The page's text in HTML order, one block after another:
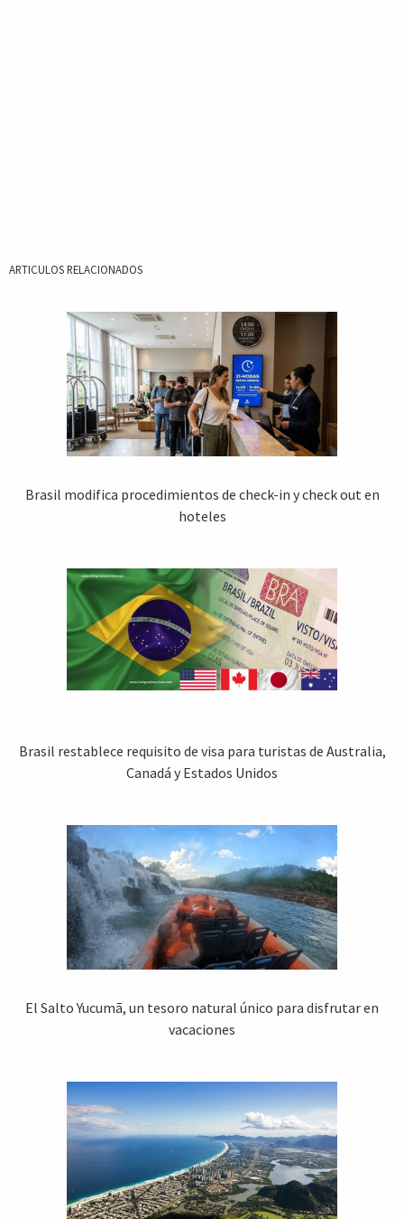
ARTICULOS RELACIONADOS
Brasil modifica procedimientos de check-in y check out en
hoteles
Brasil restablece requisito de visa para turistas de Australia,
Canadá y Estados Unidos
El Salto Yucumã, un tesoro natural único para disfrutar en
vacaciones